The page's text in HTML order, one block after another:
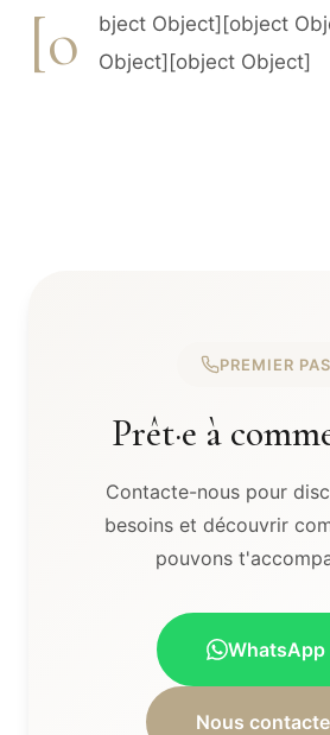
[o
bject Object][object
Object][object Object]
PREMIER PAS
Prêt·e à
Contacte-nous pour
besoins et découvrir
pouvons
WhatsApp
Nous